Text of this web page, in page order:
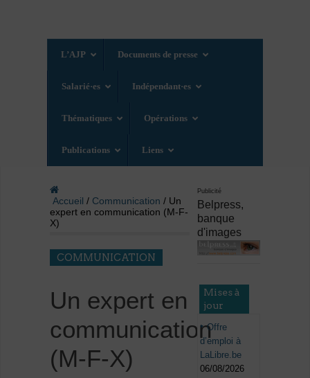
L’AJP Documents de presse
Salarié·es Indépendant·es
Thématiques Opérations
Publications Liens
Accueil / Communication / Un
expert en communication (M-F-
X)
COMMUNICATION
Un expert en
communication
(M-F-X)
Publicité
Belpress,
banque
d'images
Mises à
jour
Offre
d’emploi à
LaLibre.be
06/08/2026